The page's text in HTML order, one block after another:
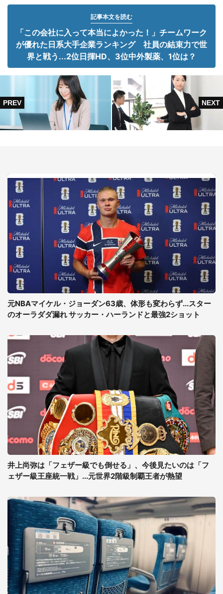
記事本文を読む
「この会社に入って本当によかった！」チームワーク
が優れた日系大手企業ランキング 社員の結束力で世
界と戦う...2位日揮HD、3位中外製薬、1位は？
元NBAマイケル・ジョーダン63歳、体形も変わらず...スター
のオーラダダ漏れ サッカー・ハーランドと最強2ショット
井上尚弥は「フェザー級でも倒せる」、今後見たいのは「フ
ェザー級王座統一戦」...元世界2階級制覇王者が熱望